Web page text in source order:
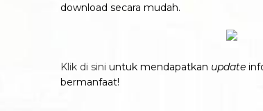
download secara mudah.
Klik di sini untuk mendapatkan update
bermanfaat!